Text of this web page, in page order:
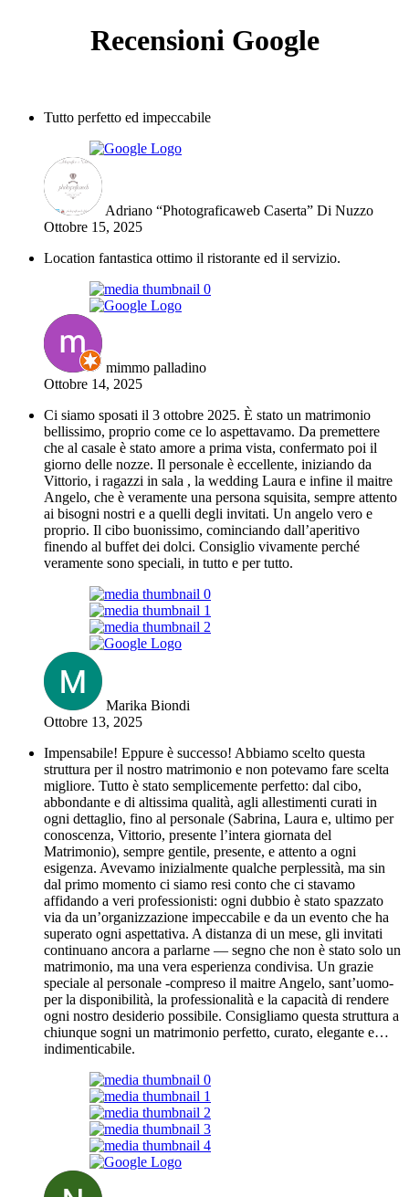
Recensioni Google
Tutto perfetto ed impeccabile
Adriano “Photograficaweb Caserta” Di Nuzzo
Ottobre 15, 2025
Location fantastica ottimo il ristorante ed il servizio.
mimmo palladino
Ottobre 14, 2025
Ci siamo sposati il 3 ottobre 2025. È stato un matrimonio
bellissimo, proprio come ce lo aspettavamo. Da premettere
che al casale è stato amore a prima vista, confermato poi il
giorno delle nozze. Il personale è eccellente, iniziando da
Vittorio, i ragazzi in sala , la wedding Laura e infine il maitre
Angelo, che è veramente una persona squisita, sempre attento
ai bisogni nostri e a quelli degli invitati. Un angelo vero e
proprio. Il cibo buonissimo, cominciando dall’aperitivo
finendo al buffet dei dolci. Consiglio vivamente perché
veramente sono speciali, in tutto e per tutto.
Marika Biondi
Ottobre 13, 2025
Impensabile! Eppure è successo! Abbiamo scelto questa
struttura per il nostro matrimonio e non potevamo fare scelta
migliore. Tutto è stato semplicemente perfetto: dal cibo,
abbondante e di altissima qualità, agli allestimenti curati in
ogni dettaglio, fino al personale (Sabrina, Laura e, ultimo per
conoscenza, Vittorio, presente l’intera giornata del
Matrimonio), sempre gentile, presente, e attento a ogni
esigenza. Avevamo inizialmente qualche perplessità, ma sin
dal primo momento ci siamo resi conto che ci stavamo
affidando a veri professionisti: ogni dubbio è stato spazzato
via da un’organizzazione impeccabile e da un evento che ha
superato ogni aspettativa. A distanza di un mese, gli invitati
continuano ancora a parlarne — segno che non è stato solo un
matrimonio, ma una vera esperienza condivisa. Un grazie
speciale al personale -compreso il maitre Angelo, sant’uomo-
per la disponibilità, la professionalità e la capacità di rendere
ogni nostro desiderio possibile. Consigliamo questa struttura a
chiunque sogni un matrimonio perfetto, curato, elegante e…
indimenticabile.